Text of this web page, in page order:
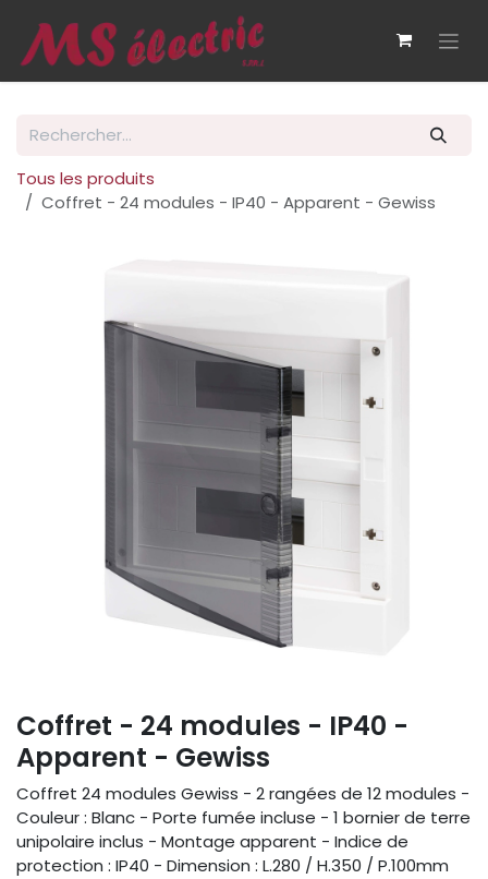
Tous les produits
Coffret - 24 modules - IP40 - Apparent - Gewiss
Coffret - 24 modules - IP40 -
Apparent - Gewiss
Coffret 24 modules Gewiss - 2 rangées de 12 modules -
Couleur : Blanc - Porte fumée incluse - 1 bornier de terre
unipolaire inclus - Montage apparent - Indice de
protection : IP40 - Dimension : L.280 / H.350 / P.100mm